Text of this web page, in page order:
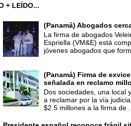
+ LEÍDO...
(Panamá) Abogados
La firma de abogados
Espriella (VM&E) está
jóvenes abogados que
(Panamá) Firma de
señalada en reclamo
Dos sociedades, una local
a reclamar por la vía
$2.5 millones a la firma de ...